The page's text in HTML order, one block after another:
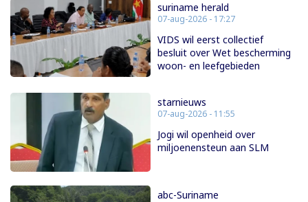
suriname herald
07-aug-2026 - 17:27
VIDS wil eerst collectief
besluit over Wet bescherming
woon- en leefgebieden
starnieuws
07-aug-2026 - 11:55
Jogi wil openheid over
miljoenensteun aan SLM
abc-Suriname